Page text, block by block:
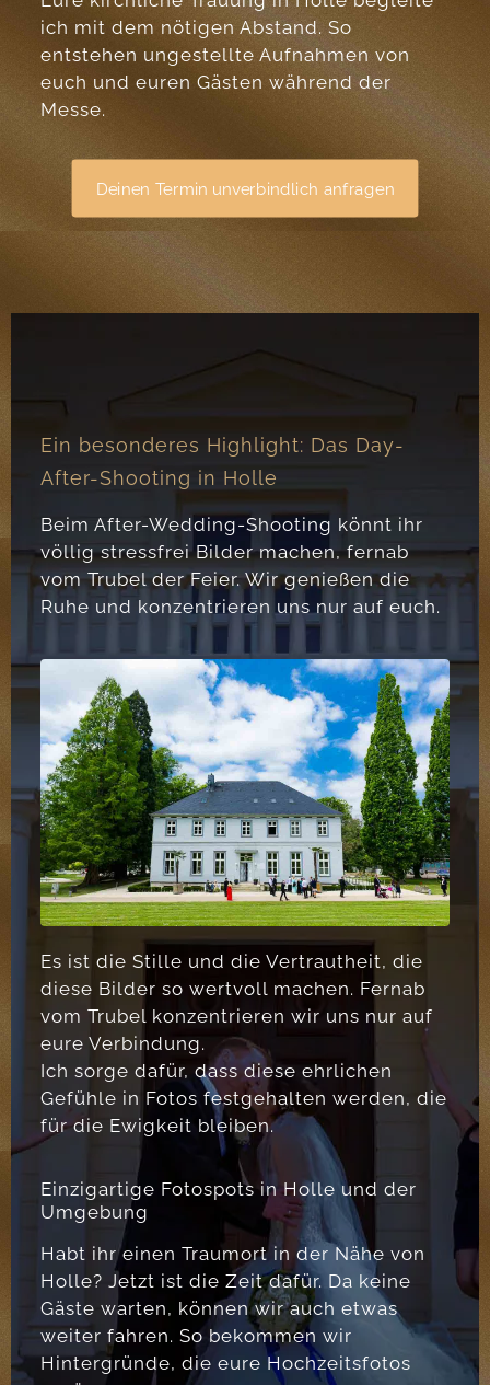
ich mit dem nötigen Abstand. So
entstehen ungestellte Aufnahmen von
euch und euren Gästen während der
Messe.
Deinen Termin unverbindlich anfragen
Ein besonderes Highlight: Das Day-
After-Shooting in Holle
Beim After-Wedding-Shooting könnt ihr
völlig stressfrei Bilder machen, fernab
vom Trubel der Feier. Wir genießen die
Ruhe und konzentrieren uns nur auf euch.
Es ist die Stille und die Vertrautheit, die
diese Bilder so wertvoll machen. Fernab
vom Trubel konzentrieren wir uns nur auf
eure Verbindung.
Ich sorge dafür, dass diese ehrlichen
Gefühle in Fotos festgehalten werden, die
für die Ewigkeit bleiben.
Einzigartige Fotospots in Holle und der
Umgebung
Habt ihr einen Traumort in der Nähe von
Holle? Jetzt ist die Zeit dafür. Da keine
Gäste warten, können wir auch etwas
weiter fahren. So bekommen wir
Hintergründe, die eure Hochzeitsfotos